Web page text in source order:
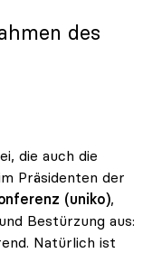
des
die auch die
Präsidenten der
(uniko),
Bestürzung aus:
Natürlich ist